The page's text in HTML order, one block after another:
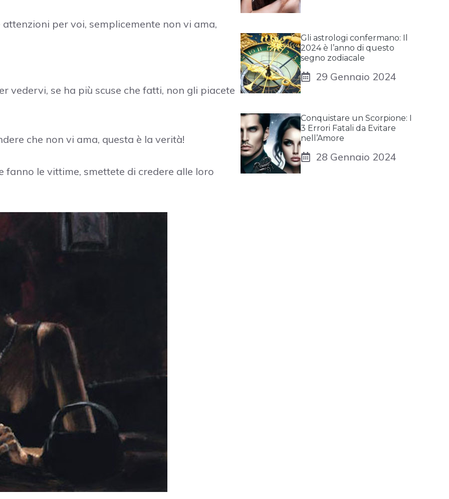
per voi, semplicemente non vi ama,
vedervi, se ha più scuse che fatti, non gli piacete
che non vi ama, questa è la verità!
fanno le vittime, smettete di credere alle loro
Gli astrologi confermano: Il
2024 è l’anno di questo
segno zodiacale
29 Gennaio 2024
Conquistare un Scorpione: I
3 Errori Fatali da Evitare
nell’Amore
28 Gennaio 2024